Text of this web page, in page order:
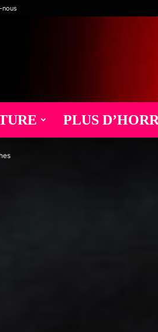
nous
PLUS